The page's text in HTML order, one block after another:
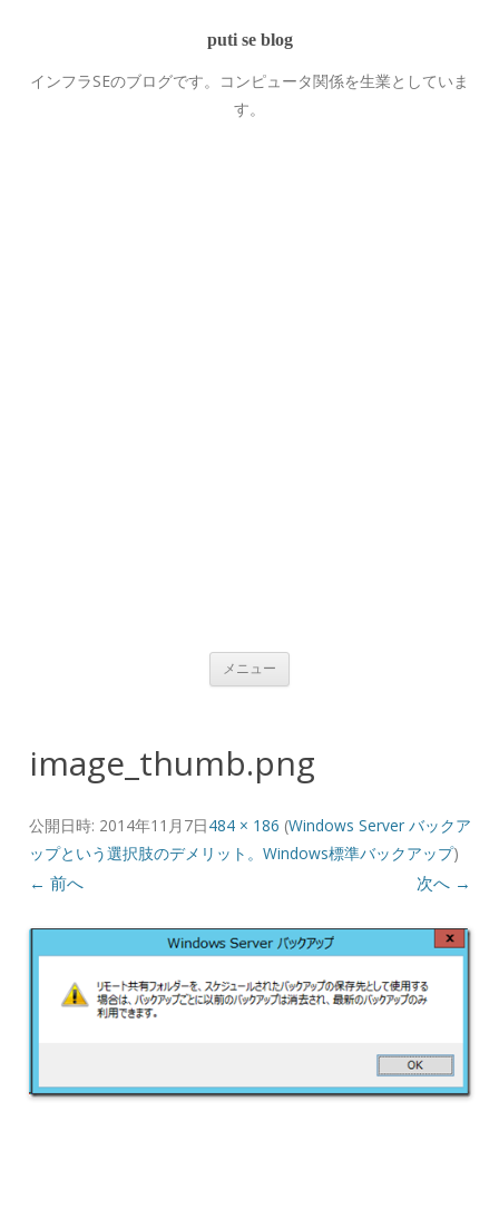
puti se blog
インフラSEのブログです。コンピュータ関係を生業としていま
す。
メニュー コンテンツへ移動
image_thumb.png
公開日時: 2014年11月7日484 × 186 (Windows Server バックア
ップという選択肢のデメリット。Windows標準バックアップ)
← 前へ 次へ →